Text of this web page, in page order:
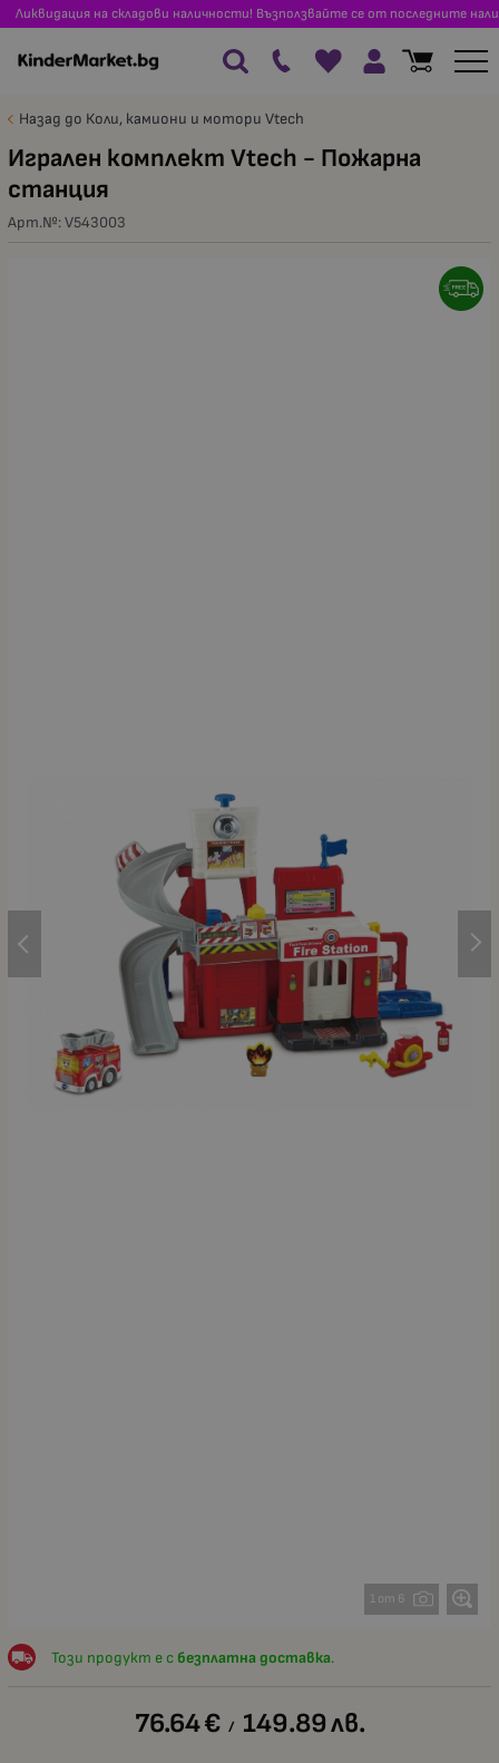
Ликвидация на складови наличности! Възползвайте се от последните
Назад до Коли, камиони и мотори Vtech
Игрален комплект Vtech - Пожарна
станция
Арт.№:V543003
1 от 6
Този продукт е с безплатна доставка.
76.64€ / 149.89лв.